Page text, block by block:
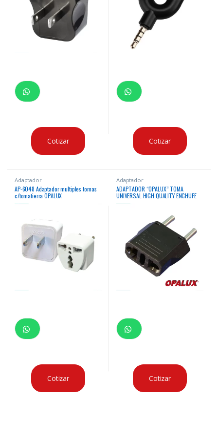
Cotizar Cotizar
Adaptador
AP-6048 Adaptador multiples tomas
c/tomatierra OPALUX
Cotizar
Adaptador
ADAPTADOR “OPALUX” TOMA
UNIVERSAL HIGH QUALITY ENCHUFE
Cotizar